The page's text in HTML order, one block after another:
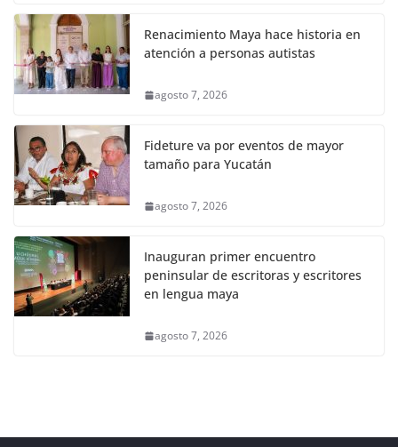
Renacimiento Maya hace historia en
atención a personas autistas
agosto 7, 2026
Fideture va por eventos de mayor
tamaño para Yucatán
agosto 7, 2026
Inauguran primer encuentro
peninsular de escritoras y escritores
en lengua maya
agosto 7, 2026